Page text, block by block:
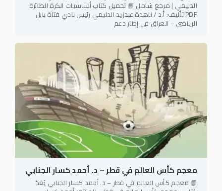
الدليمي | مرجع شامل 📘 تحميل كتاب أساسيات الكرة الطائرة
PDF تأليف: أ.د / ناهدة عبدزيد الدليمي رئيس نادي فتاة بابل
الرياضي – العراق في إطار دعم
معجم كأس العالم في قطر – د. أحمد كسار الجنابي
📘 معجم كأس العالم في قطر – د. أحمد كسار الجنابي يُعَدّ